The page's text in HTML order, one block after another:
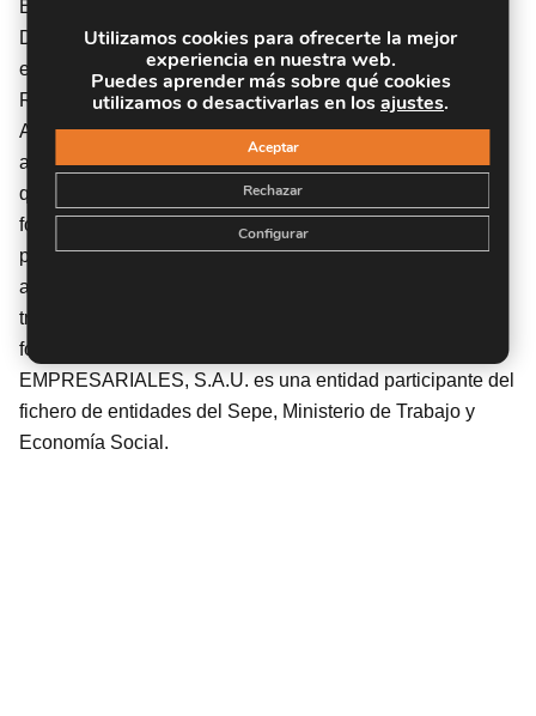
Experimentales con Animales, regulado en el Real
Decreto RD 983/2013, de 13 de diciembre, por el que se
establece el Certificado de Profesionalidad AGAN0212
Realización de Procedimientos Experimentales con
Animales para Investigación y Otros Fines Científicos. De
acuerdo a la Instrucción de 22 de marzo de 2022, por la
que se determinan los criterios de admisión de la
formación aportada por las personas solicitantes de
participación en el procedimiento de evaluación y
acreditación de competencias profesionales adquiridas a
través de la experiencia laboral o vías no formales de
formación. INSTITUTO EUROPEO DE ESTUDIOS
EMPRESARIALES, S.A.U. es una entidad participante del
fichero de entidades del Sepe, Ministerio de Trabajo y
Economía Social.
Utilizamos cookies para ofrecerte la mejor
experiencia en nuestra web.
Puedes aprender más sobre qué cookies
utilizamos o desactivarlas en losajustes.
Aceptar
Rechazar
Configurar